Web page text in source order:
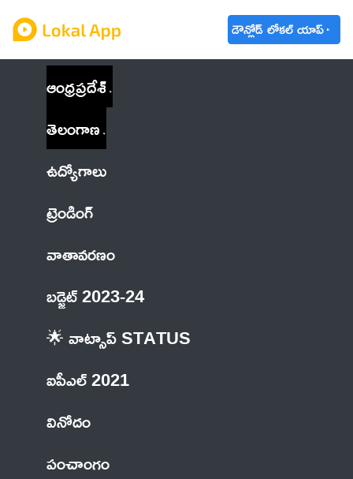
డౌన్లోడ్ లోకల్ యాప్
ఆంధ్రప్రదేశ్
తెలంగాణ
ఉద్యోగాలు
ట్రెండింగ్
వాతావరణం
బడ్జెట్ 2023-24
🌟 వాట్సాప్ STATUS
ఐపీఎల్ 2021
వినోదం
పంచాంగం